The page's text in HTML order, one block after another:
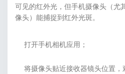
可见的红外光，但手机摄像头（尤
像头）能捕捉到红外光斑。
打开手机相机应用；
将摄像头贴近接收器镜头位置，